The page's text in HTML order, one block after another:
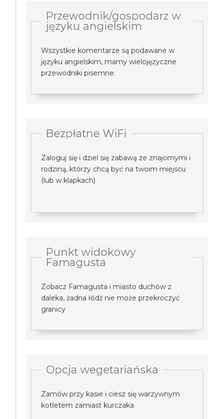
Przewodnik/gospodarz w
języku angielskim
Wszystkie komentarze są podawane w
języku angielskim, mamy wielojęzyczne
przewodniki pisemne.
Bezpłatne WiFi
Zaloguj się i dziel się zabawą ze znajomymi i
rodziną, którzy chcą być na twoim miejscu
(lub w klapkach)
Punkt widokowy
Famagusta
Zobacz Famagusta i miasto duchów z
daleka, żadna łódź nie może przekroczyć
granicy
Opcja wegetariańska
Zamów przy kasie i ciesz się warzywnym
kotletem zamiast kurczaka